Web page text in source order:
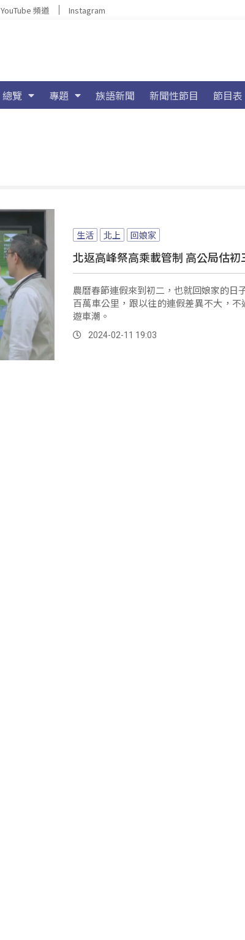
YouTube 頻道 Instagram
總覽 專題 族語新聞 新聞性節目 節目表
生活 北上 回娘家
北返高峰祭高乘載管制 高公局估初
農曆春節連假來到初二，也就回娘家的日
百萬車公里，跟以往的連假差異不大，
遊車潮。
2024-02-11 19:03